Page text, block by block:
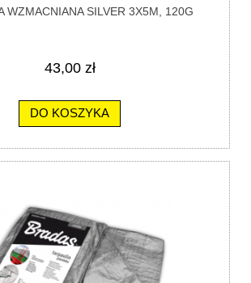
WZMACNIANA SILVER 3X5M, 120G
43,00 zł
DO KOSZYKA